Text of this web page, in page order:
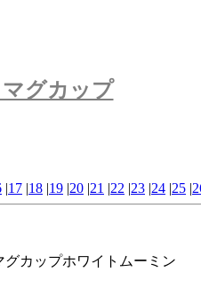
グカップ
|17 |18 |19 |20 |21 |22 |23 |24 |25 |
グカップホワイトムーミン